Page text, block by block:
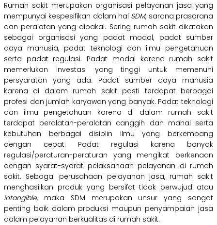
Rumah sakit merupakan organisasi pelayanan jasa yang
mempunyai kespesifikan dalam hal SDM, sarana prasarana
dan peralatan yang dipakai. Sering rumah sakit dikatakan
sebagai organisasi yang padat modal, padat sumber
daya manusia, padat teknologi dan ilmu pengetahuan
serta padat regulasi. Padat modal karena rumah sakit
memerlukan investasi yang tinggi untuk memenuhi
persyaratan yang ada. Padat sumber daya manusia
karena di dalam rumah sakit pasti terdapat berbagai
profesi dan jumlah karyawan yang banyak. Padat teknologi
dan ilmu pengetahuan karena di dalam rumah sakit
terdapat peralatan-peralatan canggih dan mahal serta
kebutuhan berbagai disiplin ilmu yang berkembang
dengan cepat. Padat regulasi karena banyak
regulasi/peraturan-peraturan yang mengikat berkenaan
dengan syarat-syarat pelaksanaan pelayanan di rumah
sakit. Sebagai perusahaan pelayanan jasa, rumah sakit
menghasilkan produk yang bersifat tidak berwujud atau
intangible, maka SDM merupakan unsur yang sangat
penting baik dalam produksi maupun penyampaian jasa
dalam pelayanan berkualitas di rumah sakit.